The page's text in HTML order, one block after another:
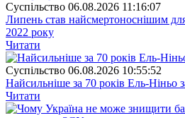
Суспiльство 06.08.2026 11:16:07
Липень став найсмертоноснішим
2022 року
Читати
Суспiльство 06.08.2026 10:55:52
Найсильніше за 70 років Ель-Ніньо
Читати